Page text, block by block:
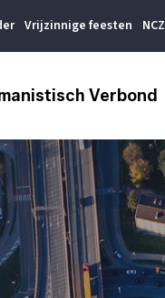
Vrijzinnige feesten NCZ
Verbond